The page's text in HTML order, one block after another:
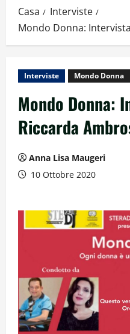
Casa
Interviste
Mondo Donna:
Interviste Mondo Donna
Mondo Donna:
Riccarda
Anna Lisa Maugeri
10 Ottobre 2020